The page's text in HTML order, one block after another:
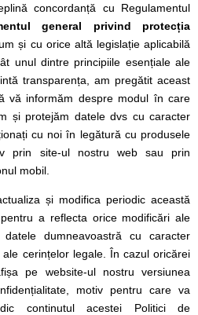
concordanță cu Regulamentul
general privind protecția
și cu orice altă legislație aplicabilă
unul dintre principiile esențiale ale
transparența, am pregătit aceast
vă informăm despre modul în care
și protejăm datele dvs cu caracter
cu noi în legătură cu produsele
prin site-ul nostru web sau prin
mobil.
și modifica periodic această
a reflecta orice modificări ale
dumneavoastră cu caracter
cerințelor legale. În cazul oricărei
pe website-ul nostru versiunea
motiv pentru care va
continutul acestei Politici de